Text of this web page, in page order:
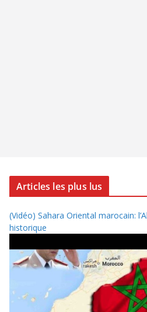
Articles les plus lus
(Vidéo) Sahara Oriental marocain:
historique